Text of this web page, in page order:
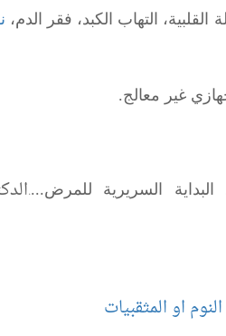
التهاب الكبد، فقر الدم،
السريرية للمرض....
او المثقبيات